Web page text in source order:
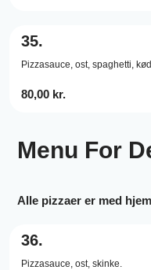
35.
Pizzasauce, ost, spaghetti,
80,00 kr.
Menu For
Alle pizzaer er med
36.
Pizzasauce, ost, skinke.